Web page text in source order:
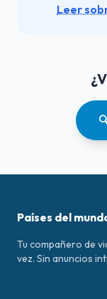
Leer
Países del
Tu compañero de
vez. Sin anuncios